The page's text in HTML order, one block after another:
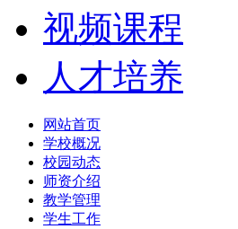
视频课程
人才培养
网站首页
学校概况
校园动态
师资介绍
教学管理
学生工作